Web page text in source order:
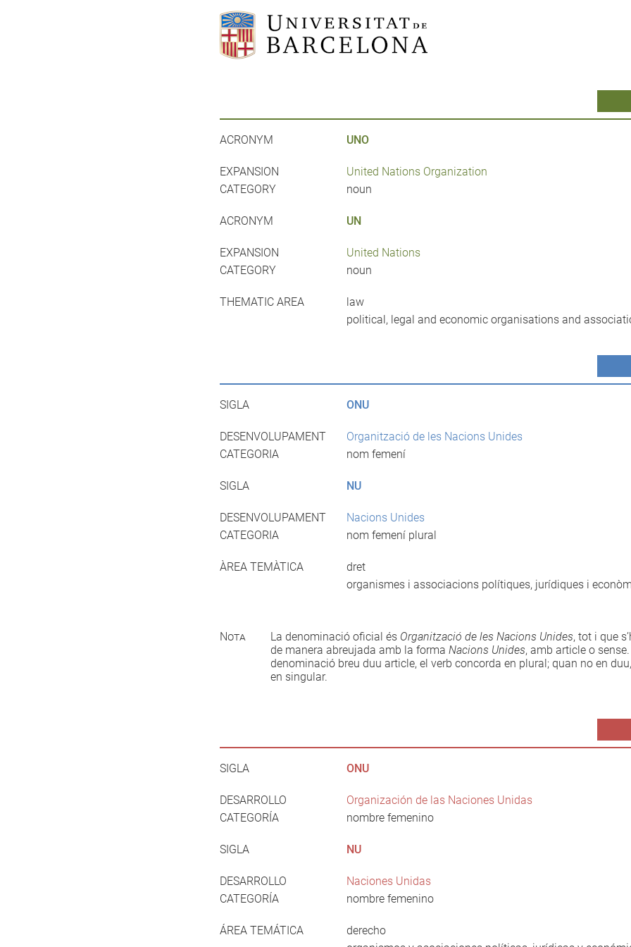
ACRONYM UNO
EXPANSION
United Nations Organization
CATEGORY
noun
ACRONYM UN
EXPANSION
United Nations
CATEGORY
noun
THEMATIC AREA
law
political, legal and economic organisations and
SIGLA ONU
DESENVOLUPAMENT
Organització de les Nacions Unides
CATEGORIA
nom femení
SIGLA NU
DESENVOLUPAMENT
Nacions Unides
CATEGORIA
nom femení plural
ÀREA TEMÀTICA
dret
organismes i associacions polítiques, jurídiques i
Nota La denominació oficial és Organització de les Nacions Unides, tot i que
de manera abreujada amb la forma Nacions Unides, amb article o
denominació breu duu article, el verb concorda en plural; quan no en
en singular.
SIGLA ONU
DESARROLLO
Organización de las Naciones Unidas
CATEGORÍA
nombre femenino
SIGLA NU
DESARROLLO
Naciones Unidas
CATEGORÍA
nombre femenino
ÁREA TEMÁTICA
derecho